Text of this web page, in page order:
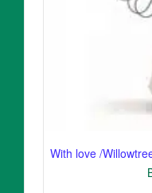
With love /